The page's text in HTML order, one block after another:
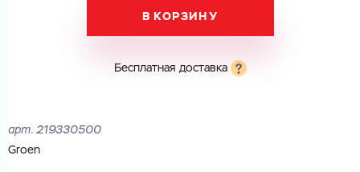
В КОРЗИНУ
Бесплатная доставка
арт. 219330500
Groen